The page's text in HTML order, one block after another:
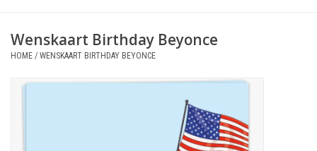
Wenskaarten
Wenskaart Birthday Beyonce
HOME / WENSKAART BIRTHDAY BEYONCE